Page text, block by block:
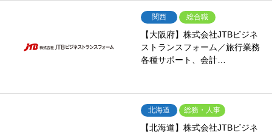
関西 総合職
【大阪府】株式会社JTBビジネ
ストランスフォーム／旅行業務
各種サポート、会計…
北海道 総務・人事
【北海道】株式会社JTBビジネ